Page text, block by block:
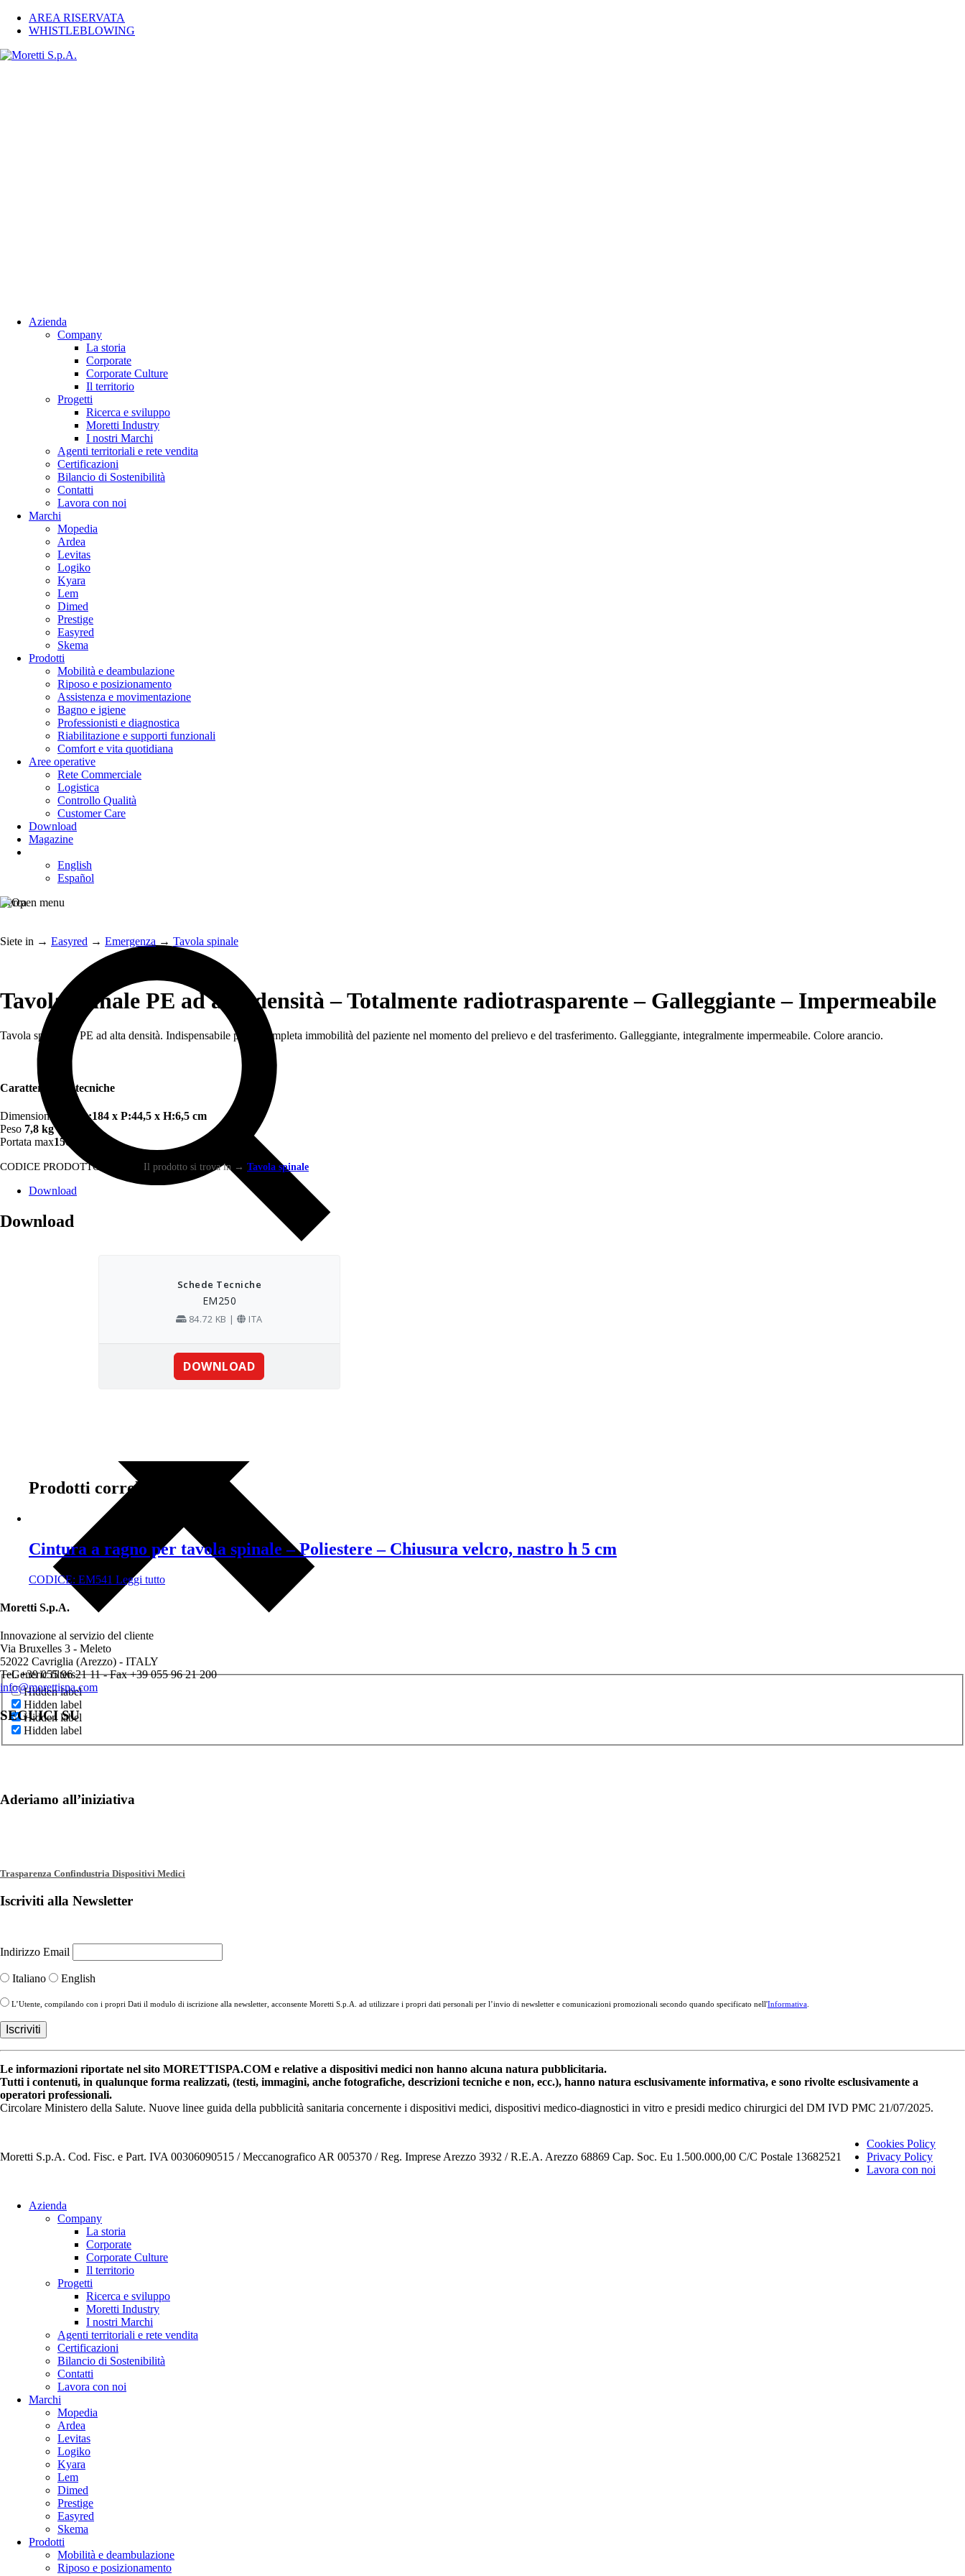
AREA RISERVATA
WHISTLEBLOWING
Azienda
Company
La storia
Corporate
Corporate Culture
Il territorio
Progetti
Ricerca e sviluppo
Moretti Industry
I nostri Marchi
Agenti territoriali e rete vendita
Certificazioni
Bilancio di Sostenibilità
Contatti
Lavora con noi
Marchi
Mopedia
Ardea
Levitas
Logiko
Kyara
Lem
Dimed
Prestige
Easyred
Skema
Prodotti
Mobilità e deambulazione
Riposo e posizionamento
Assistenza e movimentazione
Bagno e igiene
Professionisti e diagnostica
Riabilitazione e supporti funzionali
Comfort e vita quotidiana
Aree operative
Rete Commerciale
Logistica
Controllo Qualità
Customer Care
Download
Magazine
English
Español
Cerca
Generic filters
Hidden label
Hidden label
Hidden label
Hidden label
Siete in → Easyred → Emergenza → Tavola spinale
Tavola spinale PE ad alta densità – Totalmente radiotrasparente – Galleggiante – Impermeabile
Tavola spinale in PE ad alta densità. Indispensabile per la completa immobilità del paziente nel momento del prelievo e del trasferimento. Galleggiante, integralmente impermeabile. Colore arancio.
Caratteristiche tecniche
Dimensioni unità
L:184 x P:44,5 x H:6,5 cm
Peso 7,8 kg
Portata max150 kg
CODICE PRODOTTO: Il prodotto si trova in → Tavola spinale
Download
Download
Prodotti correlati
Cintura a ragno per tavola spinale – Poliestere – Chiusura velcro, nastro h 5 cm
CODICE: EM541 Leggi tutto
Moretti S.p.A.
Innovazione al servizio del cliente
Via Bruxelles 3 - Meleto
52022 Cavriglia (Arezzo) - ITALY
Tel. +39 055 96 21 11 - Fax +39 055 96 21 200
info@morettispa.com
SEGUICI SU
Aderiamo all’iniziativa
Trasparenza Confindustria Dispositivi Medici
Iscriviti alla Newsletter
Indirizzo Email
Italiano English
L’Utente, compilando con i propri Dati il modulo di iscrizione alla newsletter, acconsente Moretti S.p.A. ad utilizzare i propri dati personali per l’invio di newsletter e comunicazioni promozionali secondo quando specificato nell'Informativa
Le informazioni riportate nel sito MORETTISPA.COM e relative a dispositivi medici non hanno alcuna natura pubblicitaria.
Tutti i contenuti, in qualunque forma realizzati, (testi, immagini, anche fotografiche, descrizioni tecniche e non, ecc.), hanno natura esclusivamente informativa, e sono rivolte esclusivamente a
operatori professionali.
Circolare Ministero della Salute. Nuove linee guida della pubblicità sanitaria concernente i dispositivi medici, dispositivi medico-diagnostici in vitro e presidi medico chirurgici del DM IVD PMC 21/07/2025.
Moretti S.p.A. Cod. Fisc. e Part. IVA 00306090515 / Meccanografico AR 005370 / Reg. Imprese Arezzo 3932 / R.E.A. Arezzo 68869 Cap. Soc. Eu 1.500.000,00 C/C Postale 13682521
Cookies Policy
Privacy Policy
Lavora con noi
Azienda
Company
La storia
Corporate
Corporate Culture
Il territorio
Progetti
Ricerca e sviluppo
Moretti Industry
I nostri Marchi
Agenti territoriali e rete vendita
Certificazioni
Bilancio di Sostenibilità
Contatti
Lavora con noi
Marchi
Mopedia
Ardea
Levitas
Logiko
Kyara
Lem
Dimed
Prestige
Easyred
Skema
Prodotti
Mobilità e deambulazione
Riposo e posizionamento